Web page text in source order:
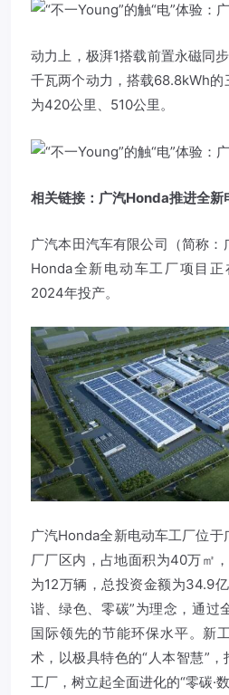
动力上，极湃1搭载前置永磁同
千瓦两个动力，搭载68.8kWh的
为420公里、510公里。
相关链接：广汽Honda推进全新
广汽本田汽车有限公司（简称
Honda全新电动车工厂项目
2024年投产。
广汽Honda全新电动车工厂位
厂厂区内，占地面积为40万㎡
为12万辆，总投资金额为34.9
谐、绿色、零碳”为理念，通过
国际领先的节能环保水平。新
术，以极具特色的“人本智慧”
工厂，树立起全面进化的“零碳·数